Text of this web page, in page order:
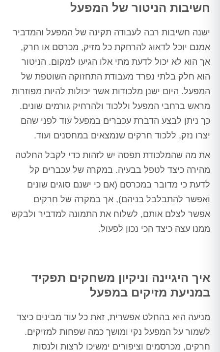
חשיבות הניטור של המפעל
ישנה חשיבות רבה לעבודה תקינה של המפעל והמדביר
אמנם יוכל לדאוג להרחקת כל מזיק, מכרסם או חרק,
אך הוא לא יכול לדעת מתי אלו הגיעו למקום. הניטור
הוא חלק בלתי נפרד מעבודת התחזוקה השוטפת של
המפעל. היום ישנן מלכודות אשר יכולות להיות מפוזרות
מראש ברחבי המפעל וללכוד ולהרחיק גורמים שונים.
כך ניתן לבצע הדברת עכברים במפעל עוד לפני שהם
יצרו נזק, ללכוד חרקים שנמצאים במחסנים ועוד.
את מה שהמלכודת תפסה יש לזהות כדי לקבל החלטה
מהירה כיצד לטפל בבעיה. במקרה של עכברים קל
לדעת כי מדובר במכרסם (אם כי ישנם סוגים שונים
ואפשר להתבלבל בניהם), אך במקרה של חרקים
אפשר לצלם אותם, לשלוח את התמונה למדביר ולבקש
ממנו עצה כיצד הכי נכון לפעול.
איך היגיינה וניקיון משחקים תפקיד
במניעת מזיקים במפעל
מניעה היא בהחלט אפשרית, זאת כל עוד מבינים כיצד
לשמור על המפעל נקי ומושך כמה שפחות למזיקים.
חרקים, מכרסמים וציפורים ימשיכו לרצות ולנסות